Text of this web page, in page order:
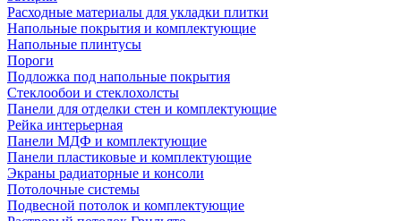
Расходные материалы для укладки плитки
Напольные покрытия и комплектующие
Напольные плинтусы
Пороги
Подложка под напольные покрытия
Стеклообои и стеклохолсты
Панели для отделки стен и комплектующие
Рейка интерьерная
Панели МДФ и комплектующие
Панели пластиковые и комплектующие
Экраны радиаторные и консоли
Потолочные системы
Подвесной потолок и комплектующие